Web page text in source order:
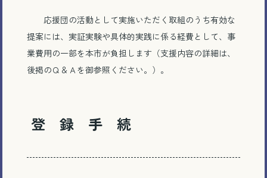
応援団の活動として実施いただく取組のうち有効な
提案には、実証実験や具体的実践に係る経費として、事
業費用の一部を本市が負担します （支援内容の詳細は、
後掲のＱ＆Ａを御参照ください。）。
登 録 手 続